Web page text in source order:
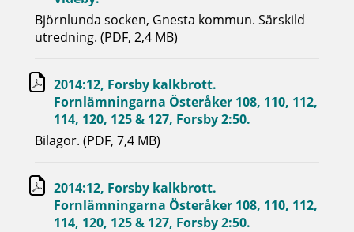
Björnlunda socken, Gnesta kommun. Särskild
utredning. (PDF, 2,4 MB)
2014:12, Forsby kalkbrott.
Fornlämningarna Österåker 108, 110, 112,
114, 120, 125 & 127, Forsby 2:50.
Bilagor. (PDF, 7,4 MB)
2014:12, Forsby kalkbrott.
Fornlämningarna Österåker 108, 110, 112,
114, 120, 125 & 127, Forsby 2:50.